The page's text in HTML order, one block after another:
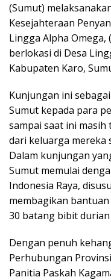
(Sumut)
Kesejahteraan
Lingga Alpha Omega,
berlokasi di Desa
Kabupaten Karo,
Kunjungan ini
Sumut kepada para
sampai saat ini
dari keluarga mereka
Dalam kunjungan
Sumut memulai
Indonesia Raya,
membagikan
30 batang bibit
Dengan penuh
Perhubungan
Panitia Paskah